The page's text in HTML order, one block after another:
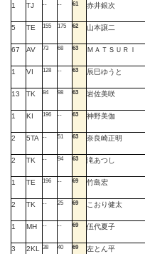
1 TJ -- -- 61 赤井銀次
5 TE 155 175 62 山本譲二
67 AV 73 68 63 ＭＡＴＳＵＲＩ
1 VI 128 -- 63 辰巳ゆうと
13 TK 84 98 63 岩佐美咲
1 KI 196 -- 63 神野美伽
2 5TA -- 51 63 奈良崎正明
2 TK -- 94 63 滝あつし
1 TE 196 -- 69 竹島宏
2 TK -- 25 69 こおり健太
1 MH -- -- 69 伍代夏子
3 2KL 38 40 69 左とん平